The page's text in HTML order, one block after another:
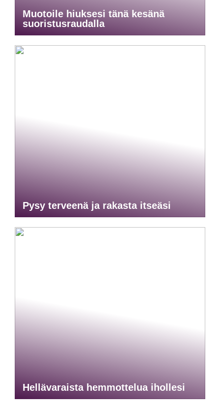
Muotoile hiuksesi tänä kesänä
suoristusraudalla
Pysy terveenä ja rakasta itseäsi
Hellävaraista hemmottelua ihollesi